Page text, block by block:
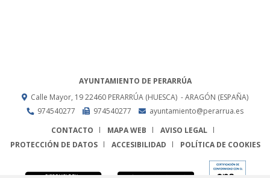
AYUNTAMIENTO DE PERARRÚA
Calle Mayor, 1922460 PERARRÚA (HUESCA) - ARAGÓN (ESPAÑA)
974540277
974540277
ayuntamiento@perarrua.es
CONTACTO
MAPA WEB
AVISO LEGAL
PROTECCIÓN DE DATOS
ACCESIBILIDAD POLÍTICA DE COOKIES